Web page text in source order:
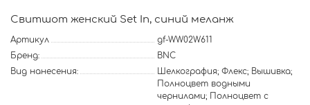
Свитшот женский Set In, синий меланж
Артикул
gf-WW02W611
Бренд:
BNC
Вид нанесения:
Шелкография; Флекс; Вышивка;
Полноцвет водными
чернилами; Полноцвет с